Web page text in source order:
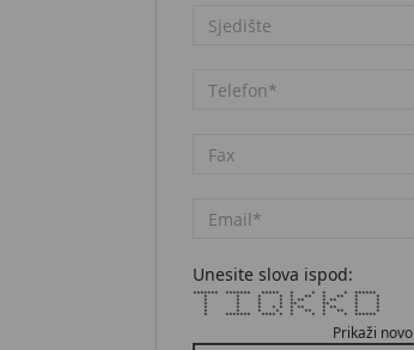
Unesite slova ispod:
******* ******* ***** * * * * ******
* * * * * ** * ** * *
* * * * * ** * ** * *
* * * * ** ** * *
* * * * * * ** * ** * *
* * * * * ** * ** * *
* ******* **** * * * * * ******
Prikaži novo